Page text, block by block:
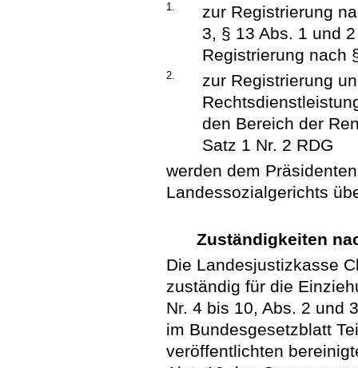
1.
zur Registrierung
3, § 13 Abs. 1 und
Registrierung nach
2.
zur Registrierung
den Bereich der
Satz 1 Nr. 2 RDG
werden dem
Landessozialgerichts
Zuständigkeiten
Die Landesjustizkasse
zuständig für die
Nr. 4 bis 10, Abs. 2 und
im Bundesgesetzblatt
veröffentlichten